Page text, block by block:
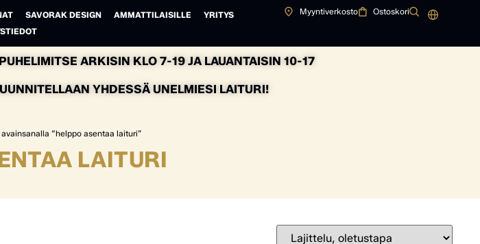
SAVORAK DESIGN AMMATTILAISILLE
YRITYS
Myyntiverkosto Ostoskori
ARKISIN KLO 7-19 JA LAUANTAISIN 10-17
YHDESSÄ UNELMIESI LAITURI!
“helppo asentaa laituri”
LAITURI